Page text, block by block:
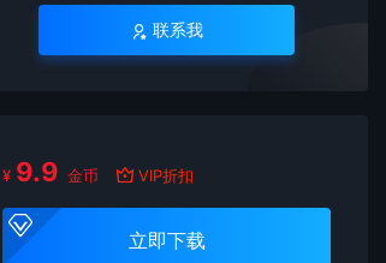
联系我
¥ 9.9 金币 VIP折扣
立即下载